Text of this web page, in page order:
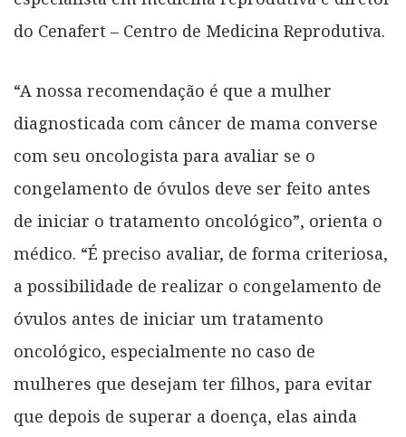
do Cenafert – Centro de Medicina Reprodutiva.
“A nossa recomendação é que a mulher
diagnosticada com câncer de mama converse
com seu oncologista para avaliar se o
congelamento de óvulos deve ser feito antes
de iniciar o tratamento oncológico”, orienta o
médico. “É preciso avaliar, de forma criteriosa,
a possibilidade de realizar o congelamento de
óvulos antes de iniciar um tratamento
oncológico, especialmente no caso de
mulheres que desejam ter filhos, para evitar
que depois de superar a doença, elas ainda